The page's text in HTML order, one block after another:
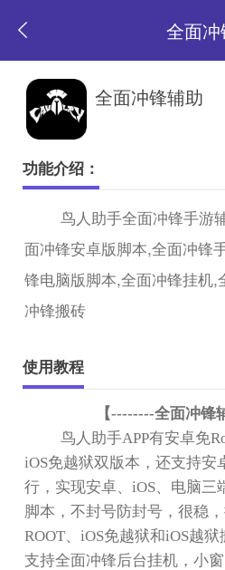
全面冲
返
页
全面冲锋辅助
功能介绍：
鸟人助手全面冲锋手游
面冲锋安卓版脚本,全面冲锋
锋电脑版脚本,全面冲锋挂机
冲锋搬砖
使用教程
【--------全面冲锋
鸟人助手APP有安卓免
iOS免越狱双版本，还支持安
行，实现安卓、iOS、电脑三
脚本，不封号防封号，很稳
ROOT、iOS免越狱和iOS越
支持全面冲锋后台挂机，小